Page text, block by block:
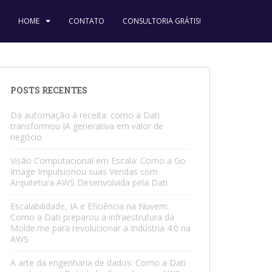
HOME CONTATO CONSULTORIA GRÁTIS!
POSTS RECENTES
Da automação à receita: como a Dati
transformou IA generativa em valor de
negócio
Visão Computacional em Escala: Como a Go
Image Impulsionou suas Vendas com
Arquitetura AWS Desenvolvida pela Dati
Escalabilidade, IA e Eficiência na Nuvem:
Como a Dati preparou a infraestrutura da
Molde.me para revolucionar a Indústria 4.0 na
AWS
A arte da engenharia de dados: Como a Dati